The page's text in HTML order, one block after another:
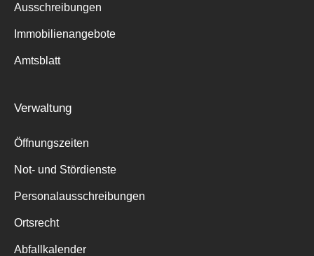
Ausschreibungen
Immobilienangebote
Amtsblatt
Verwaltung
Öffnungszeiten
Not- und Stördienste
Personalausschreibungen
Ortsrecht
Abfallkalender